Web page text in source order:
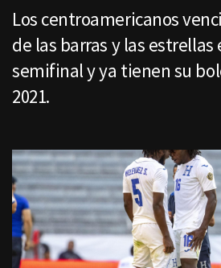
Los centroamericanos
de las barras y las
semifinal y ya tienen su
2021.